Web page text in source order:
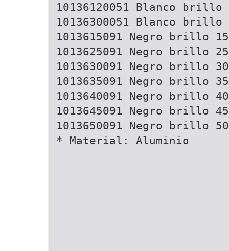
10136120051 Blanco
10136300051 Blanco
1013615091 Negro brillo
1013625091 Negro brillo
1013630091 Negro brillo
1013635091 Negro brillo
1013640091 Negro brillo
1013645091 Negro brillo
1013650091 Negro brillo
* Material: Aluminio